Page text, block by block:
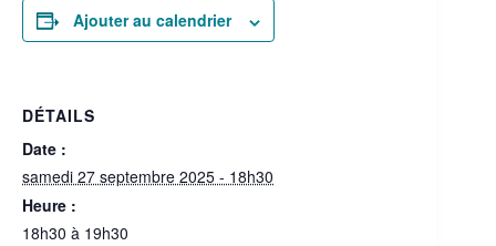
Ajouter au calendrier
DÉTAILS
Date :
samedi 27 septembre 2025 - 18h30
Heure :
18h30 à 19h30